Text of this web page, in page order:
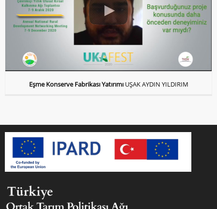
Eşme Konserve Fabrikası Yatırımı UŞAK AYDIN YILDIRIM